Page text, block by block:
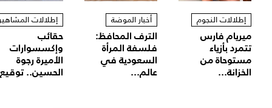
إطلالات النجوم
ميريام فارس
تتمرد بأزياء
مستوحاة من
الخزانة...
أخبار الموضة
الترف المحافظ:
فلسفة المرأة
السعودية في
عالم...
إطلالات
حقائب
وإكسسوارات
الأميرة رجوة
الحسين..